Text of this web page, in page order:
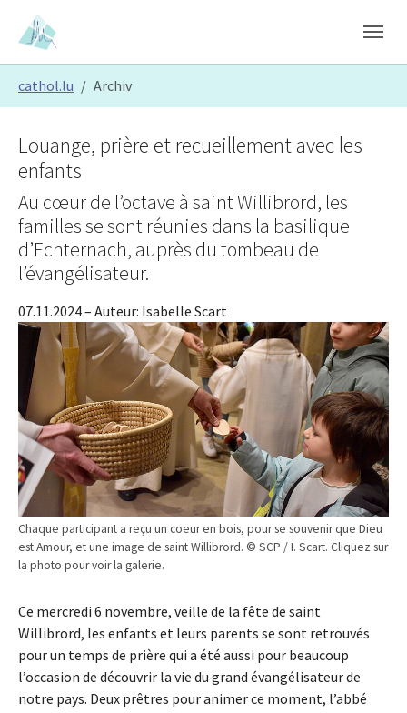
Skip to main content
Skip to page footer
cathol.lu Archiv
Chaque participant a reçu un coeur en bois, pour se souvenir que Dieu
est Amour, et une image de saint Willibrord. © SCP / I. Scart. Cliquez sur
la photo pour voir la galerie.
Louange, prière et recueillement avec les
enfants
Au cœur de l’octave à saint Willibrord, les
familles se sont réunies dans la basilique
d’Echternach, auprès du tombeau de
l’évangélisateur.
07.11.2024– Auteur: Isabelle Scart
Ce mercredi 6 novembre, veille de la fête de saint
Willibrord, les enfants et leurs parents se sont retrouvés
pour un temps de prière qui a été aussi pour beaucoup
l’occasion de découvrir la vie du grand évangélisateur de
notre pays. Deux prêtres pour animer ce moment, l’abbé